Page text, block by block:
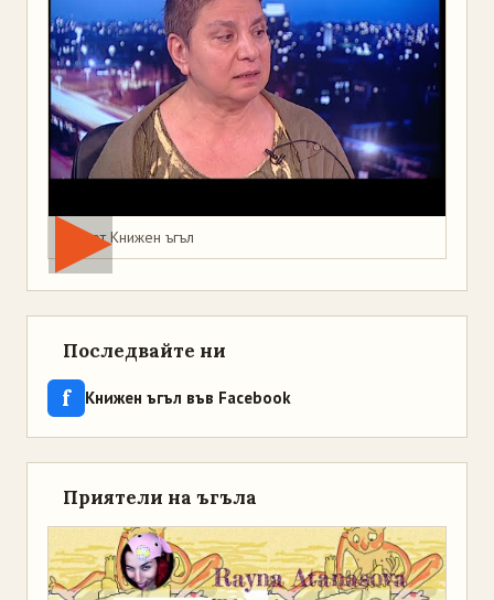
Мая от Книжен ъгъл
Последвайте ни
f Книжен ъгъл във Facebook
Приятели на ъгъла